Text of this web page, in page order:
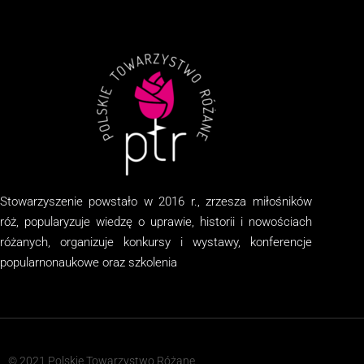
Stowarzyszenie powstało w 2016 r., zrzesza miłośników
róż, popularyzuje wiedzę o uprawie, historii i nowościach
różanych, organizuje konkursy i wystawy, konferencje
popularnonaukowe oraz szkolenia
© 2021 Polskie Towarzystwo Różane